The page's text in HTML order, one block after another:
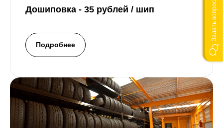
Дошиповка - 35 рублей / шип
Подробнее
Задать вопрос